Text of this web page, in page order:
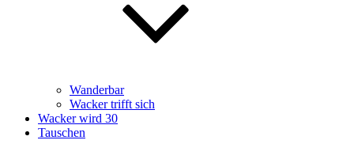
Wanderbar
Wacker trifft sich
Wacker wird 30
Tauschen